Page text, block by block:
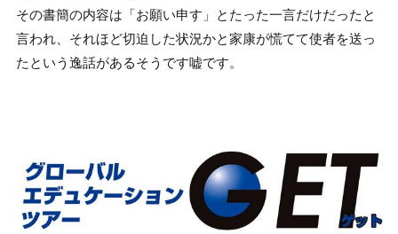
その書簡の内容は「お願い申す」とたった一言だけだったと
言われ、それほど切迫した状況かと家康が慌てて使者を送っ
たという逸話があるそうです嘘です。